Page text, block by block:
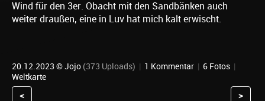
Wind für den 3er. Obacht mit den Sandbänken auch
weiter draußen, eine in Luv hat mich kalt erwischt.
20.12.2023 ©Jojo (373 Uploads) | 1 Kommentar | 6 Fotos |
Weltkarte
< >